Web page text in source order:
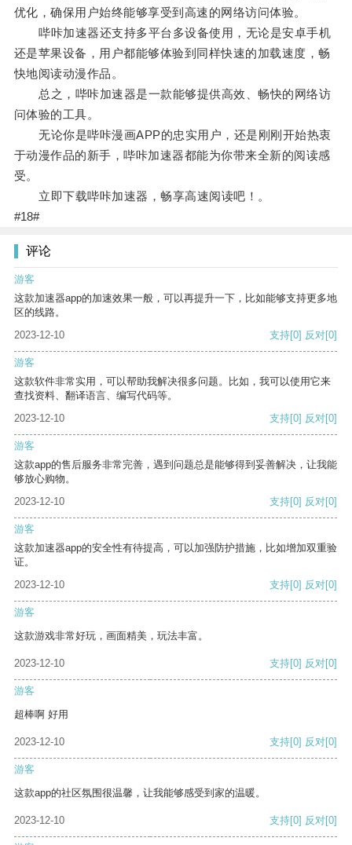
优化，确保用户始终能够享受到高速的网络访问体验。
哔咔加速器还支持多平台多设备使用，无论是安卓手机
还是苹果设备，用户都能够体验到同样快速的加载速度，畅
快地阅读动漫作品。
总之，哔咔加速器是一款能够提供高效、畅快的网络访
问体验的工具。
无论你是哔咔漫画APP的忠实用户，还是刚刚开始热衷
于动漫作品的新手，哔咔加速器都能为你带来全新的阅读感
受。
立即下载哔咔加速器，畅享高速阅读吧！。
#18#
评论
游客
这款加速器app的加速效果一般，可以再提升一下，比如能够支持更多地
区的线路。
2023-12-10
支持[0] 反对[0]
游客
这款软件非常实用，可以帮助我解决很多问题。比如，我可以使用它来
查找资料、翻译语言、编写代码等。
2023-12-10
支持[0] 反对[0]
游客
这款app的售后服务非常完善，遇到问题总是能够得到妥善解决，让我能
够放心购物。
2023-12-10
支持[0] 反对[0]
游客
这款加速器app的安全性有待提高，可以加强防护措施，比如增加双重验
证。
2023-12-10
支持[0] 反对[0]
游客
这款游戏非常好玩，画面精美，玩法丰富。
2023-12-10 支持[0] 反对[0]
游客
超棒啊 好用
2023-12-10 支持[0] 反对[0]
游客
这款app的社区氛围很温馨，让我能够感受到家的温暖。
2023-12-10 支持[0] 反对[0]